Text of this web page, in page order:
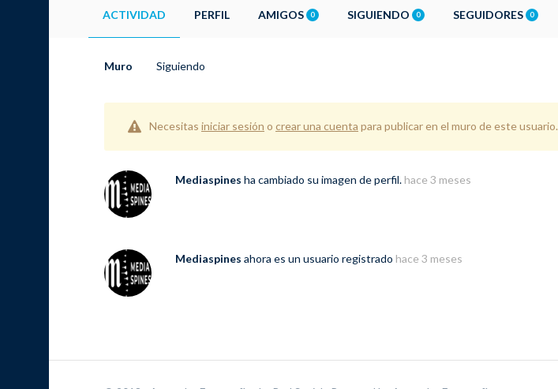
ACTIVIDAD PERFIL AMIGOS 0 SIGUIENDO 0 SEGUIDORES 0
Muro Siguiendo
Necesitas iniciar sesión o crear una cuenta para publicar en el muro de este usuario.
Mediaspines ha cambiado su imagen de perfil. hace 3 meses
Mediaspines ahora es un usuario registrado hace 3 meses